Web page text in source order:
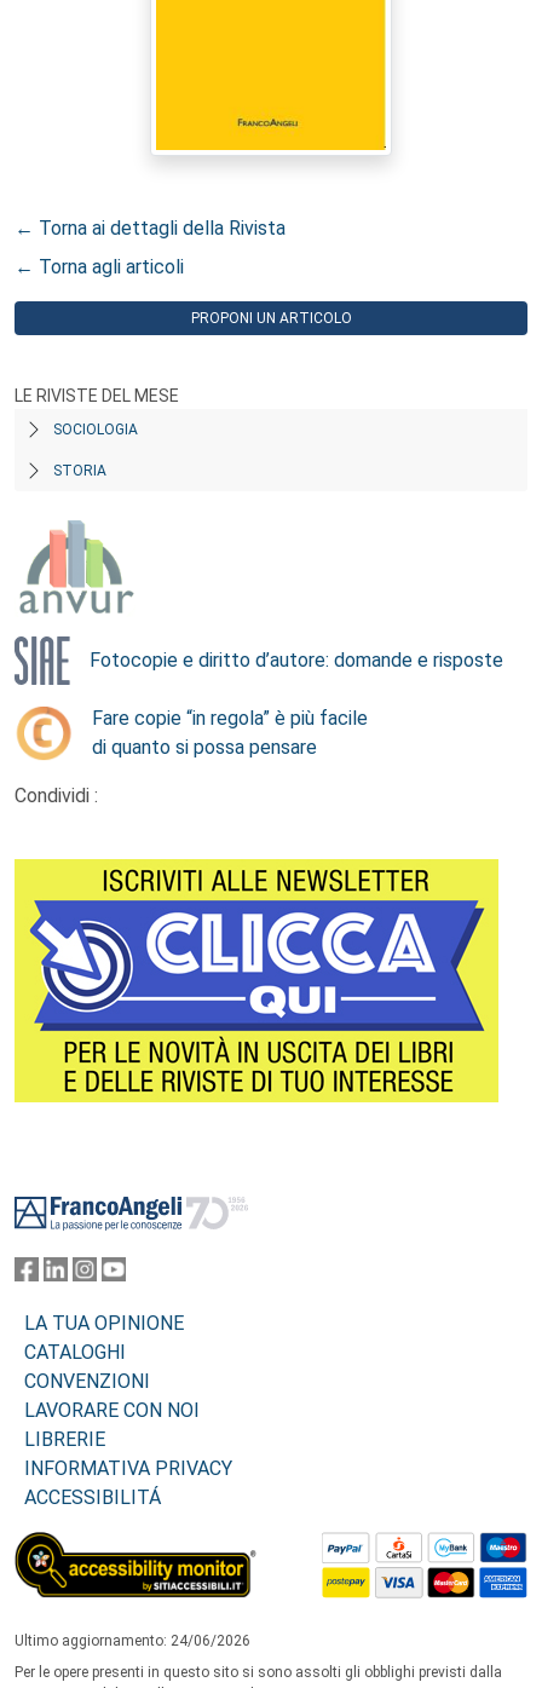
← Torna ai dettagli della Rivista
← Torna agli articoli
PROPONI UN ARTICOLO
LE RIVISTE DEL MESE
SOCIOLOGIA
STORIA
Fotocopie e diritto d’autore: domande e risposte
Fare copie “in regola” è più facile
di quanto si possa pensare
Condividi :
LA TUA OPINIONE
CATALOGHI
CONVENZIONI
LAVORARE CON NOI
LIBRERIE
INFORMATIVA PRIVACY
ACCESSIBILITÁ
Ultimo aggiornamento: 24/06/2026
Per le opere presenti in questo sito si sono assolti gli obblighi previsti dalla